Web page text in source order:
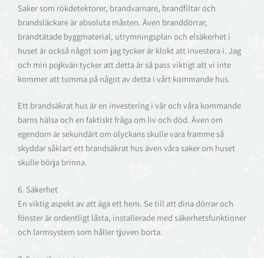
Saker som rökdetektorer, brandvarnare, brandfiltar och
brandsläckare är absoluta måsten. Även branddörrar,
brandtätade byggmaterial, utrymningsplan och elsäkerhet i
huset är också något som jag tycker är klokt att investera i. Jag
och min pojkvän tycker att detta är så pass viktigt att vi inte
kommer att tumma på något av detta i vårt kommande hus.
Ett brandsäkrat hus är en investering i vår och våra kommande
barns hälsa och en faktiskt fråga om liv och död. Även om
egendom är sekundärt om olyckans skulle vara framme så
skyddar såklart ett brandsäkrat hus även våra saker om huset
skulle börja brinna.
6. Säkerhet
En viktig aspekt av att äga ett hem. Se till att dina dörrar och
fönster är ordentligt låsta, installerade med säkerhetsfunktioner
och larmsystem som håller tjuven borta.